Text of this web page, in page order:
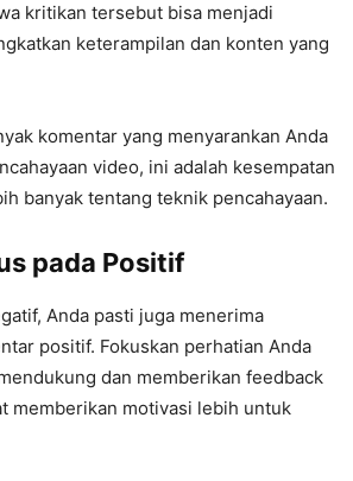
kritikan tersebut bisa menjadi
keterampilan dan konten yang
komentar yang menyarankan Anda
video, ini adalah kesempatan
banyak tentang teknik pencahayaan.
pada Positif
Anda pasti juga menerima
positif. Fokuskan perhatian Anda
dan memberikan feedback
memberikan motivasi lebih untuk